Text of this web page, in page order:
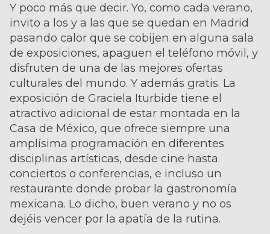
Y poco más que decir. Yo, como cada verano,
invito a los y a las que se quedan en Madrid
pasando calor que se cobijen en alguna sala
de exposiciones, apaguen el teléfono móvil, y
disfruten de una de las mejores ofertas
culturales del mundo. Y además gratis. La
exposición de Graciela Iturbide tiene el
atractivo adicional de estar montada en la
Casa de México, que ofrece siempre una
amplísima programación en diferentes
disciplinas artísticas, desde cine hasta
conciertos o conferencias, e incluso un
restaurante donde probar la gastronomía
mexicana. Lo dicho, buen verano y no os
dejéis vencer por la apatía de la rutina.